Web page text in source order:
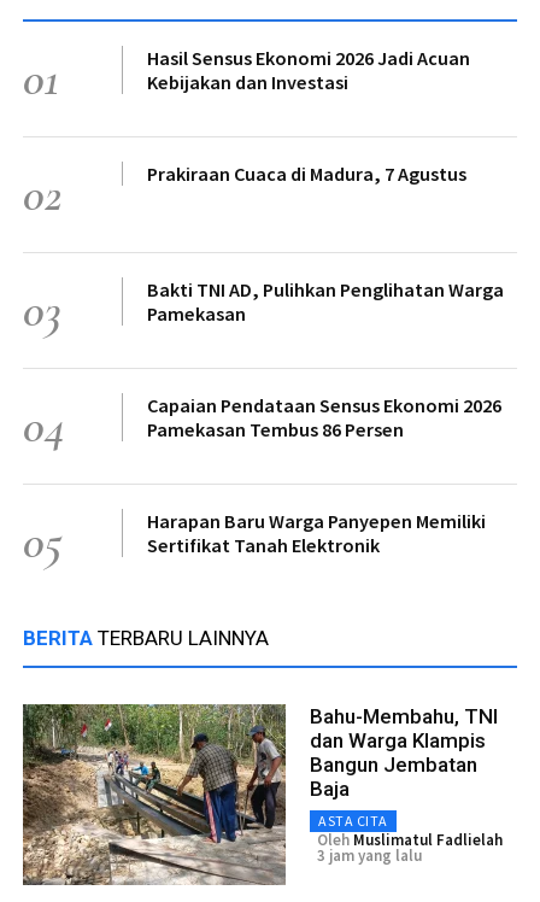
01
Hasil Sensus Ekonomi 2026 Jadi Acuan
Kebijakan dan Investasi
02 Prakiraan Cuaca di Madura, 7 Agustus
03
Bakti TNI AD, Pulihkan Penglihatan Warga
Pamekasan
04
Capaian Pendataan Sensus Ekonomi 2026
Pamekasan Tembus 86 Persen
05
Harapan Baru Warga Panyepen Memiliki
Sertifikat Tanah Elektronik
BERITA TERBARU LAINNYA
Bahu-Membahu, TNI
dan Warga Klampis
Bangun Jembatan
Baja
ASTA CITA
Oleh Muslimatul Fadlielah
3 jam yang lalu